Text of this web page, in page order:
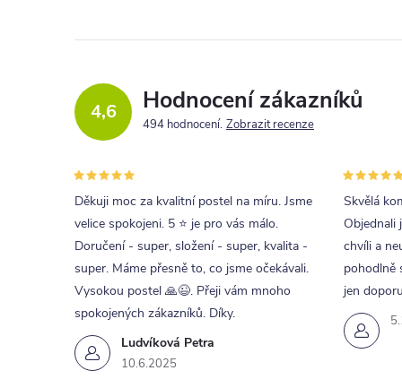
r
v
k
y
ý
4,6 Hodnocení zákazníků
494 hodnocení Zobrazit recenze
Ludvíková Petra
10.6.2025
Děkuji moc za kvalitní postel na míru. Jsme
velice spokojeni. 5 ⭐ je pro vás málo.
Doručení - super, složení - super, kvalita -
super. Máme přesně to, co jsme očekávali.
Vysokou postel 🙏😉. Přeji vám mnoho
spokojených zákazníků. Díky.
Skvělá
Objednali
chvíli a
pohodlně
jen